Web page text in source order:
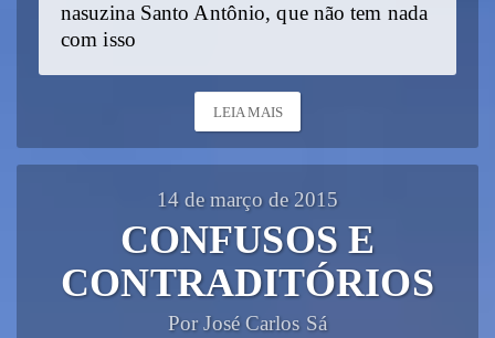
nasuzina Santo Antônio, que não tem nada
com isso
LEIA MAIS
14 de março de 2015
CONFUSOS E
CONTRADITÓRIOS
Por José Carlos Sá